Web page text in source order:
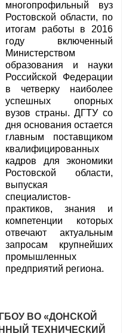
многопрофильный вуз
Ростовской области, по
итогам работы в 2016
году включенный
Министерством
образования и науки
Российской Федерации
в четверку наиболее
успешных опорных
вузов страны. ДГТУ со
дня основания остается
главным поставщиком
квалифицированных
кадров для экономики
Ростовской области,
выпуская
специалистов-
практиков, знания и
компетенции которых
отвечают актуальным
запросам крупнейших
промышленных
предприятий региона.
ВО «ДОНСКОЙ
ТЕХНИЧЕСКИЙ